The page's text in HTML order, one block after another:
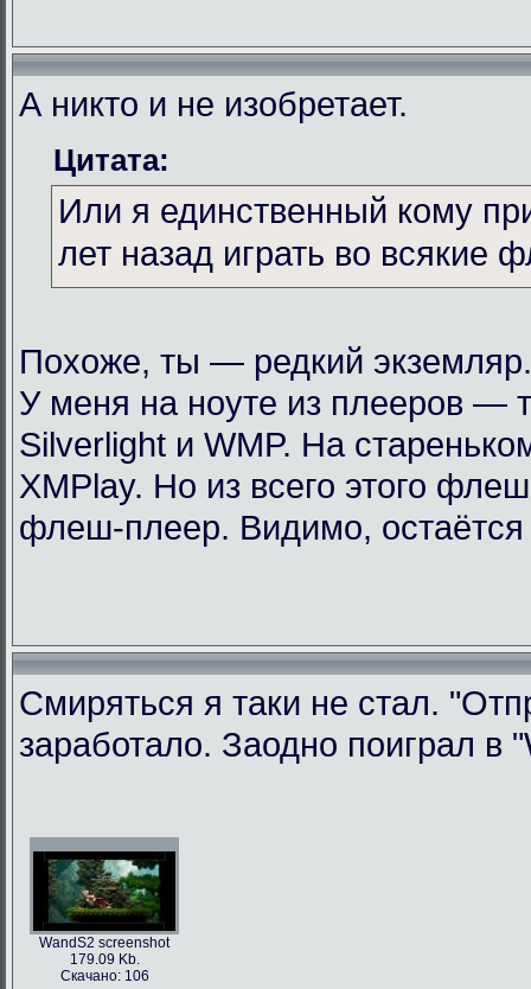
А никто и не изобретает.
Цитата:
Или я единственный кому
лет назад играть во всякие
Похоже, ты — редкий экземляр.
У меня на ноуте из плееров —
Silverlight и WMP. На
XMPlay. Но из всего этого
флеш-плеер. Видимо,
Смиряться я таки не стал.
заработало. Заодно поиграл в
WandS2 screenshot
179.09 Kb.
Скачано: 106